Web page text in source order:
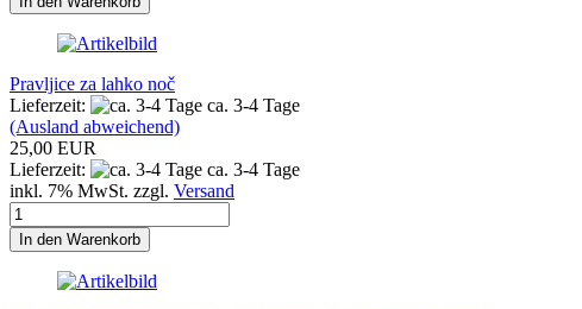
Pravljice za lahko noč
Lieferzeit:
ca. 3-4 Tage
(Ausland abweichend)
25,00 EUR
Lieferzeit:
ca. 3-4 Tage
inkl. 7% MwSt. zzgl. Versand
In den Warenkorb